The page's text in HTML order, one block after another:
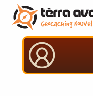
Direkt
zum
Inhalt
Aller
menu
principal
Aller
pied